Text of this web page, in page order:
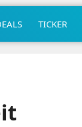
TICKER